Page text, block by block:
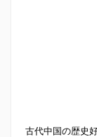
古代中国の歴史